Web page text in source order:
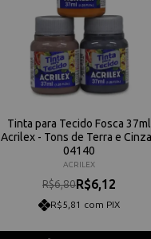
Tinta para Tecido Fosca 37ml
Acrilex - Tons de Terra e
04140
ACRILEX
R$6,80R$6,12
R$5,81 com PIX